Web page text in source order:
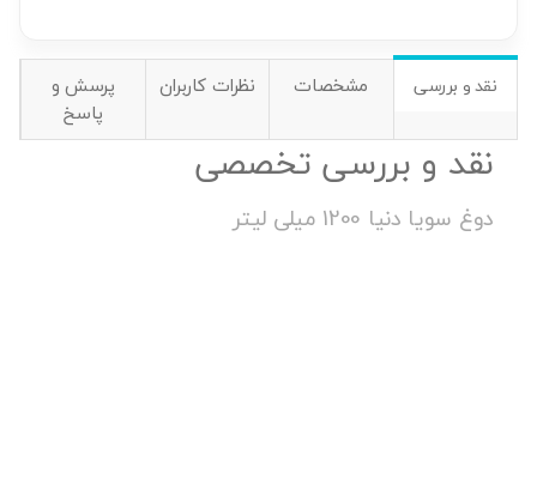
نقد و بررسی مشخصات نظرات کاربران
پرسش و
پاسخ
نقد و بررسی تخصصی
دوغ سویا دنیا 1200 میلی لیتر